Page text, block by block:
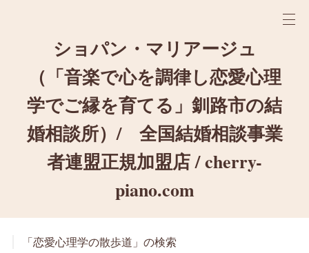
ショパン・マリアージュ
（「音楽で心を調律し恋愛心理
学でご縁を育てる」釧路市の結
婚相談所）/ 全国結婚相談事業
者連盟正規加盟店 / cherry-
piano.com
「恋愛心理学の散歩道」の検索